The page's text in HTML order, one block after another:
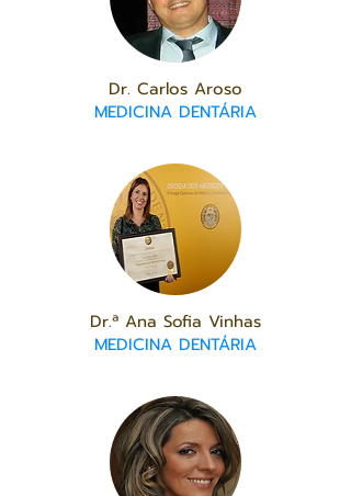
Dr. Carlos Aroso
MEDICINA DENTÁRIA
Dr.ª Ana Sofia Vinhas
MEDICINA DENTÁRIA